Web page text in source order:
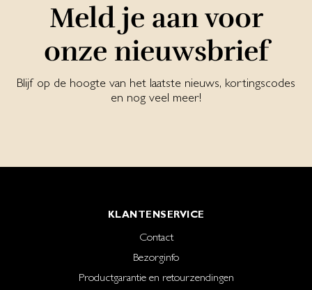
Meld je aan voor
onze nieuwsbrief
Blijf op de hoogte van het laatste nieuws, kortingscodes
en nog veel meer!
KLANTENSERVICE
Contact
Bezorginfo
Productgarantie en retourzendingen